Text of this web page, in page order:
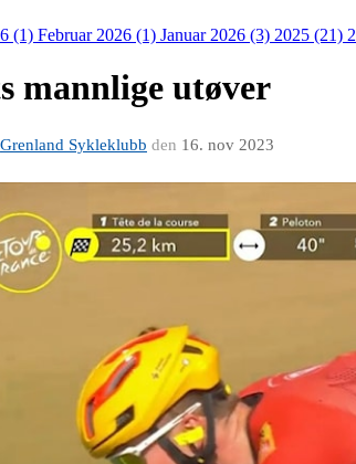
(1) Februar 2026 (1) Januar 2026 (3) 2025 (21)
mannlige utøver
Grenland Sykleklubb den 16. nov 2023